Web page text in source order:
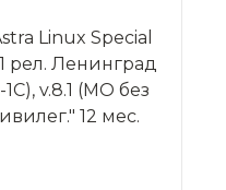
Linux Special
рел. Ленинград
v.8.1 (МО без
12 мес.